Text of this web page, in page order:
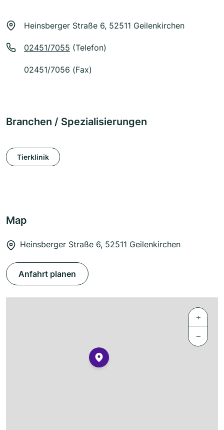
Heinsberger Straße 6, 52511 Geilenkirchen
02451/7055 (Telefon)
02451/7056 (Fax)
Branchen / Spezialisierungen
Tierklinik
Map
Heinsberger Straße 6, 52511 Geilenkirchen
Anfahrt planen
+
−